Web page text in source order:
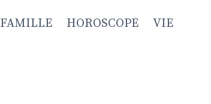
FAMILLE HOROSCOPE VIE